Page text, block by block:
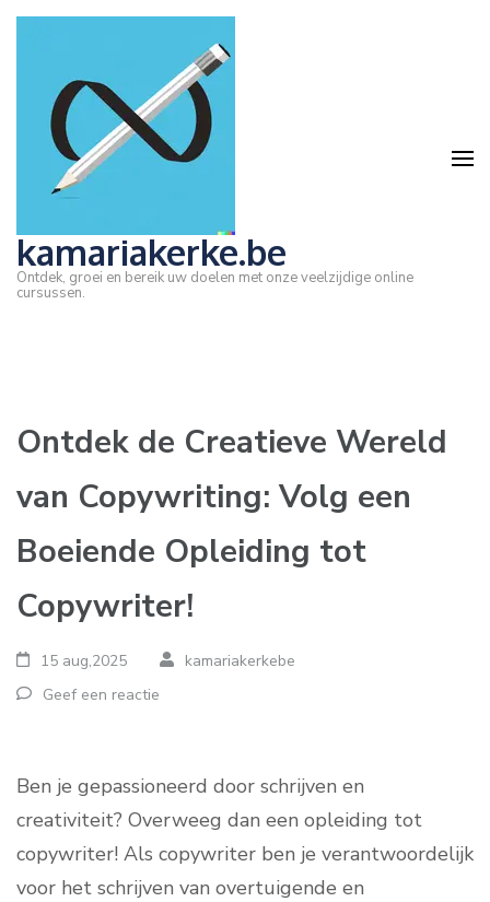
Ga
Enter)
kamariakerke.be
Ontdek, groei en bereik uw doelen met onze veelzijdige online
cursussen.
Ontdek de Creatieve Wereld
van Copywriting: Volg een
Boeiende Opleiding tot
Copywriter!
15 aug,2025
kamariakerkebe
Geef een reactie
Ben je gepassioneerd door schrijven en
creativiteit? Overweeg dan een opleiding tot
copywriter! Als copywriter ben je verantwoordelijk
voor het schrijven van overtuigende en